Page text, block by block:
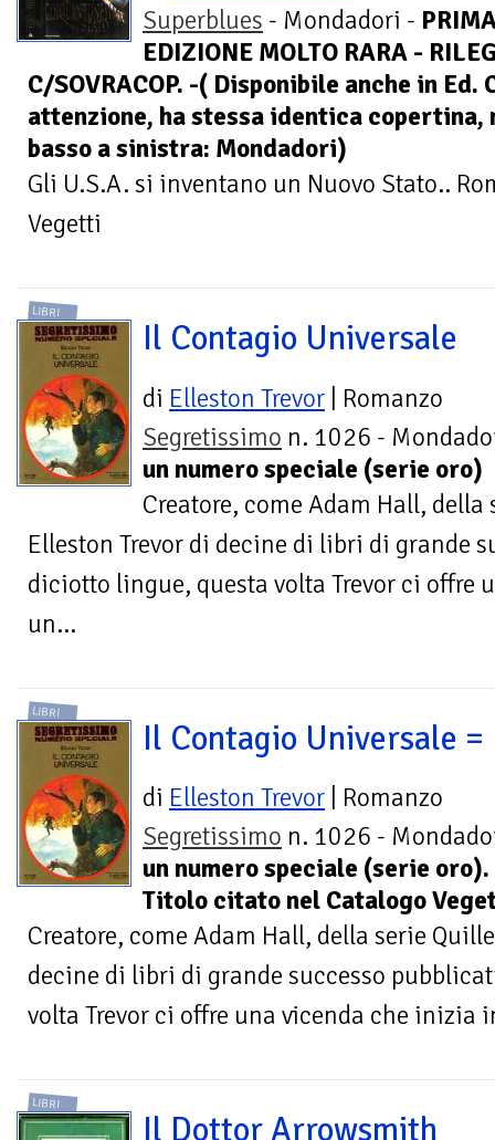
Superblues - Mondadori -
EDIZIONE MOLTO RARA -
C/SOVRACOP. -( Disponibile anche in
attenzione, ha stessa identica
basso a sinistra: Mondadori)
Gli U.S.A. si inventano un Nuovo Stato..
Vegetti
LIBRI
Il Contagio Universale
di Elleston Trevor | Romanzo
Segretissimo n. 1026 -
un numero speciale (serie oro)
Creatore, come Adam Hall,
Elleston Trevor di decine di libri di grande
diciotto lingue, questa volta Trevor ci offre
un...
LIBRI
Il Contagio Universale =
di Elleston Trevor | Romanzo
Segretissimo n. 1026 -
un numero speciale (serie oro).
Titolo citato nel Catalogo
Creatore, come Adam Hall, della serie
decine di libri di grande successo
volta Trevor ci offre una vicenda che inizia
LIBRI
Il Dottor Arrowsmith